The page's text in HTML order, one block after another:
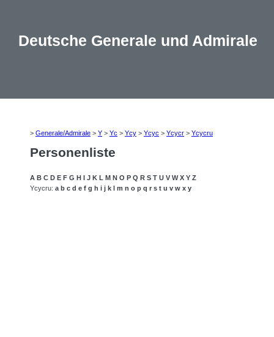
Deutsche Generale und Admirale
> Generale/Admirale > Y > Yc > Ycy > Ycyc > Ycycr > Ycycru
Personenliste
A B C D E F G H I J K L M N O P Q R S T U V W X Y Z
Ycycru: a b c d e f g h i j k l m n o p q r s t u v w x y